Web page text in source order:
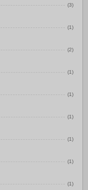
(3)
(1)
(2)
(1)
(1)
(1)
(1)
(1)
(1)